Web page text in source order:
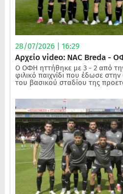
28/07/2026 | 16:29
Αρχείο video: NAC Breda -
Ο ΟΦΗ ηττήθηκε με 3 - 2 από
φιλικό παιχνίδι που έδωσε
του βασικού σταδίου της